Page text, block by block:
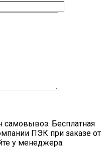
самовывоз. Бесплатная
ПЭК при заказе от
у менеджера.